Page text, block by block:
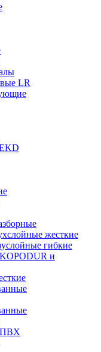
LR
жесткие
гибкие
и
ПВХ